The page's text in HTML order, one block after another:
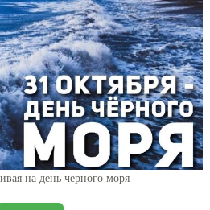
на день черного моря